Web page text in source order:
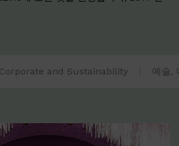
Corporate and Sustainability 예술,